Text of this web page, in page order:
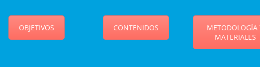
OBJETIVOS CONTENIDOS
METODOLOGÍA
MATERIALES